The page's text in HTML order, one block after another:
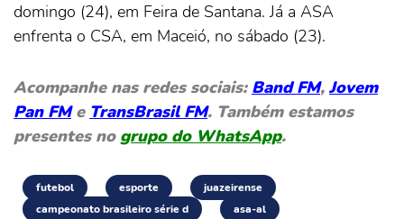
domingo (24), em Feira de Santana. Já a ASA
enfrenta o CSA, em Maceió, no sábado (23).
Acompanhe nas redes sociais: Band FM, Jovem
Pan FMe TransBrasil FM. Também estamos
presentes no grupo do WhatsApp.
futebol esporte
juazeirense
campeonato brasileiro série d
asa-al